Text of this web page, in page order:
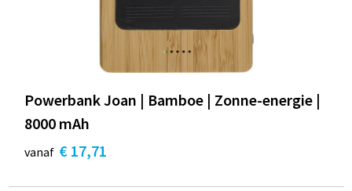
Powerbank Joan | Bamboe | Zonne-energie |
8000 mAh
vanaf € 17,71